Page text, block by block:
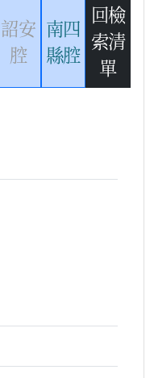
詔安
腔
南四
縣腔
回檢
索清
單